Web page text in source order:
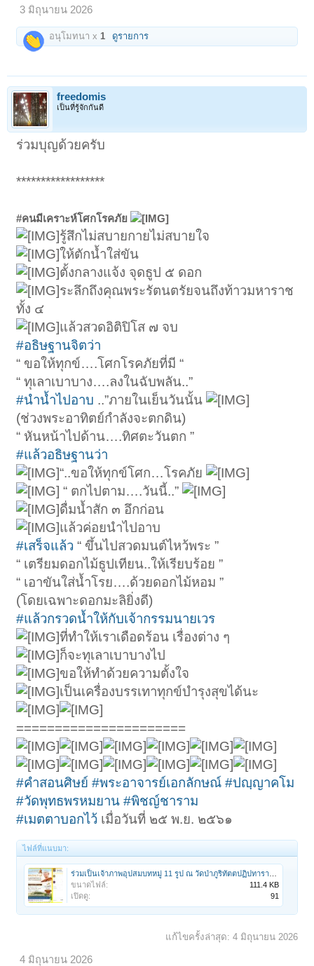
3 มิถุนายน 2026
อนุโมทนา x1 ดูรายการ
freedomis
เป็นที่รู้จักกันดี
ร่วมบุญด้วยครับ
******************
#คนมีเคราะห์โศกโรคภัย
รู้สึกไม่สบายกายไม่สบายใจ
ให้ตักน้ำใส่ขัน
ตั้งกลางแจ้ง จุดธูป ๕ ดอก
ระลึกถึงคุณพระรัตนตรัยจนถึงท้าวมหาราช
ทั้ง ๔
แล้วสวดอิติปิโส ๗ จบ
#อธิษฐานจิตว่า
“ ขอให้ทุกข์….โศกโรคภัยที่มี “
“ ทุเลาเบาบาง….ลงในฉับพลัน..”
#นำน้ำไปอาบ ..”ภายในเย็นวันนั้น
(ช่วงพระอาทิตย์กำลังจะตกดิน)
“ หันหน้าไปด้าน….ทิศตะวันตก ”
#แล้วอธิษฐานว่า
“..ขอให้ทุกข์โศก…โรคภัย
“ ตกไปตาม….วันนี้..”
ดื่มน้ำสัก ๓ อึกก่อน
แล้วค่อยนำไปอาบ
#เสร็จแล้ว “ ขึ้นไปสวดมนต์ไหว้พระ ”
“ เตรียมดอกไม้ธูปเทียน..ให้เรียบร้อย ”
“ เอาขันใส่น้ำโรย….ด้วยดอกไม้หอม ”
(โดยเฉพาะดอกมะลิยิ่งดี)
#แล้วกรวดน้ำให้กับเจ้ากรรมนายเวร
ที่ทำให้เราเดือดร้อน เรื่องต่าง ๆ
ก็จะทุเลาเบาบางไป
ขอให้ทำด้วยความตั้งใจ
เป็นเครื่องบรรเทาทุกข์บำรุงสุขได้นะ
======================
#คำสอนศิษย์ #พระอาจารย์เอกลักษณ์ #ปญฺญาคโม
#วัดพุทธพรหมยาน #พิชญ์ชาราม
#เมตตาบอกไว้ เมื่อวันที่ ๒๕ พ.ย. ๒๕๖๑
ไฟล์ที่แนบมา:
ขนาดไฟล์:
111.4 KB
เปิดดู:
91
แก้ไขครั้งล่าสุด: 4 มิถุนายน 2026
4 มิถุนายน 2026